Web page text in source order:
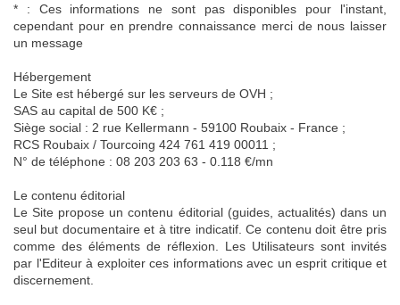
* : Ces informations ne sont pas disponibles pour l'instant,
cependant pour en prendre connaissance merci de nous laisser
un message
Hébergement
Le Site est hébergé sur les serveurs de OVH ;
SAS au capital de 500 K€ ;
Siège social : 2 rue Kellermann - 59100 Roubaix - France ;
RCS Roubaix / Tourcoing 424 761 419 00011 ;
N° de téléphone : 08 203 203 63 - 0.118 €/mn
Le contenu éditorial
Le Site propose un contenu éditorial (guides, actualités) dans un
seul but documentaire et à titre indicatif. Ce contenu doit être pris
comme des éléments de réflexion. Les Utilisateurs sont invités
par l'Editeur à exploiter ces informations avec un esprit critique et
discernement.